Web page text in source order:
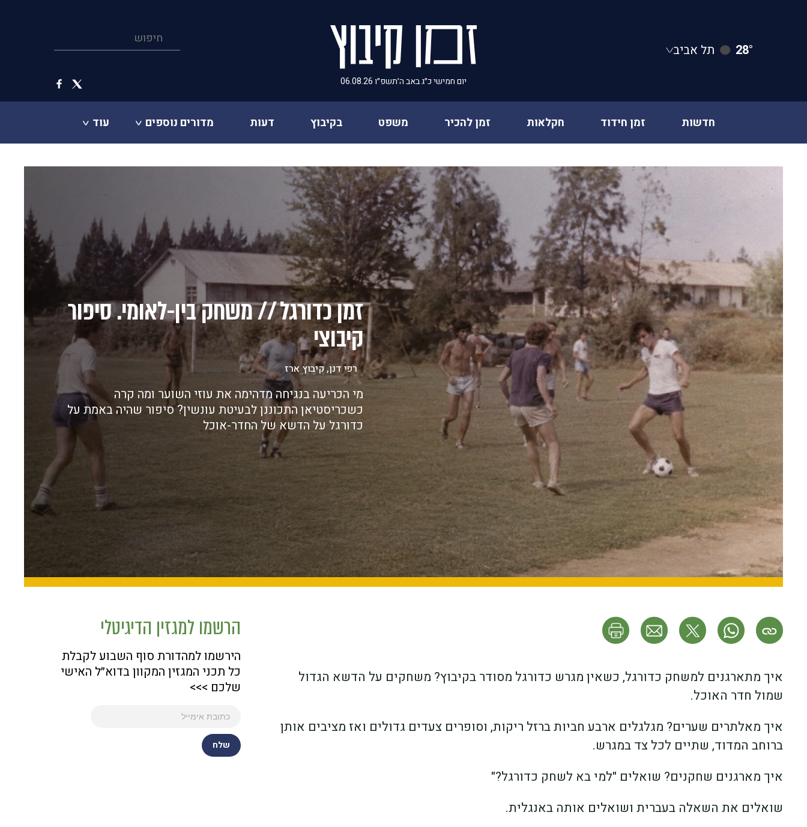
28° תל אביב
יום חמישי כ״ג באב ה׳תשפ״ו 06.08.26
חדשות זמן חידוד חקלאות זמן להכיר משפט בקיבוץ דעות מדורים נוספים עוד
זמן כדורגל // משחק בין-לאומי. סיפור
קיבוצי
רפי דנן, קיבוץ ארז
מי הכריעה בנגיחה מדהימה את עוזי השוער ומה קרה
כשכריסטיאן התכוננן לבעיטת עונשין? סיפור שהיה באמת על
כדורגל על הדשא של החדר-אוכל
איך מתארגנים למשחק כדורגל, כשאין מגרש כדורגל מסודר בקיבוץ? משחקים על הדשא הגדול
שמול חדר האוכל.
איך מאלתרים שערים? מגלגלים ארבע חביות ברזל ריקות, וסופרים צעדים גדולים ואז מציבים אותן
ברוחב המדוד, שתיים לכל צד במגרש.
איך מארגנים שחקנים? שואלים "למי בא לשחק כדורגל?"
שואלים את השאלה בעברית ושואלים אותה באנגלית.
הרשמו למגזין הדיגיטלי
הירשמו למהדורת סוף השבוע לקבלת
כל תכני המגזין המקוון בדוא״ל האישי
שלכם >>>